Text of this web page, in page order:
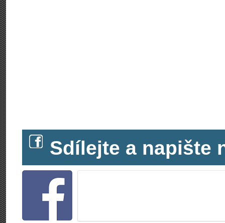
Sdílejte a napište